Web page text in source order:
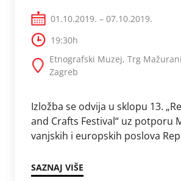
01.10.2019. – 07.10.2019.
19:30h
Etnografski Muzej, Trg
Zagreb
Izložba se odvija u sklopu 13.
and Crafts Festival“ uz potporu
vanjskih i europskih poslova
tradicionalna pokrivala za glavu,
SAZNAJ VIŠE